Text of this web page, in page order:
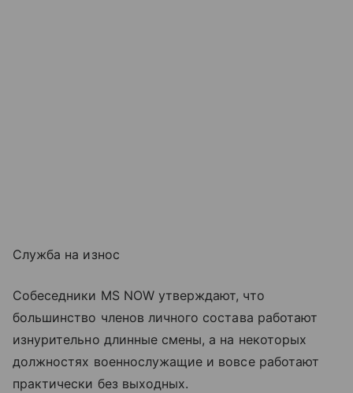
Служба на износ
Собеседники MS NOW утверждают, что
большинство членов личного состава работают
изнурительно длинные смены, а на некоторых
должностях военнослужащие и вовсе работают
практически без выходных.